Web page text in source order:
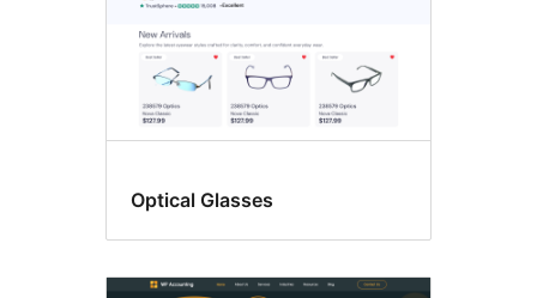
Optical Glasses